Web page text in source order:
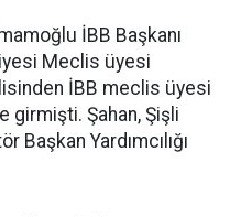
İBB Başkanı
Meclis üyesi
İBB meclis üyesi
girmişti. Şahan, Şişli
Başkan Yardımcılığı